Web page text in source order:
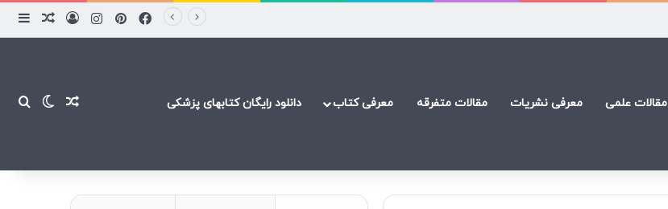
فیسبوکپینتریستاینستاگرام
ورود
مقالات علمی معرفی نشریات مقالات متفرقه معرفی کتاب دانلود رایگان کتابهای پزشکی نوشتهتغییر